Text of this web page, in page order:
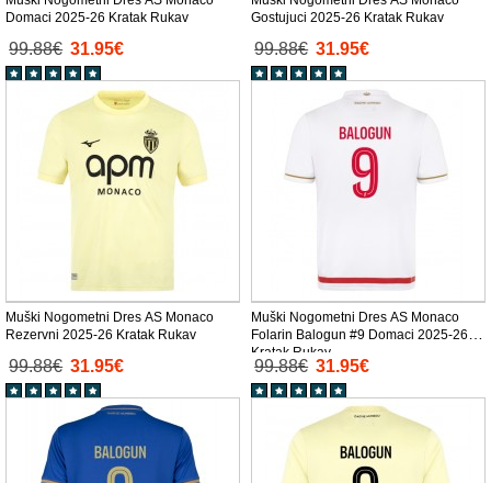
Domaci 2025-26 Kratak Rukav
99.88€ 31.95€
Gostujuci 2025-26 Kratak Rukav
99.88€ 31.95€
Muški Nogometni Dres AS Monaco
Rezervni 2025-26 Kratak Rukav
99.88€ 31.95€
Muški Nogometni Dres AS Monaco
Folarin Balogun #9 Domaci 2025-26
Kratak Rukav
99.88€ 31.95€